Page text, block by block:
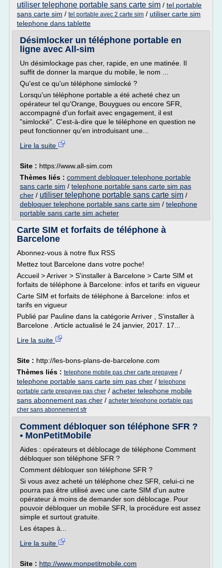
utiliser telephone portable sans carte sim / tel portable
sans carte sim / tel portable avec 2 carte sim / utiliser carte sim
telephone dans tablette
Désimlocker un téléphone portable en
ligne avec All-sim
Un désimlockage pas cher, rapide, en une matinée. Il
suffit de donner la marque du mobile, le nom ...
Qu'est ce qu'un téléphone simlocké ?
Lorsqu'un téléphone portable a été acheté chez un
opérateur tel qu'Orange, Bouygues ou encore SFR,
accompagné d'un forfait avec engagement, il est
"simlocké". C'est-à-dire que le téléphone en question ne
peut fonctionner qu'en introduisant une...
Lire la suite
Site : https://www.all-sim.com
Thèmes liés : comment debloquer telephone portable
sans carte sim / telephone portable sans carte sim pas
cher / utiliser telephone portable sans carte sim /
debloquer telephone portable sans carte sim / telephone
portable sans carte sim acheter
Carte SIM et forfaits de téléphone à
Barcelone
Abonnez-vous à notre flux RSS
Mettez tout Barcelone dans votre poche!
Accueil > Arriver > S'installer à Barcelone > Carte SIM et
forfaits de téléphone à Barcelone: infos et tarifs en vigueur
Carte SIM et forfaits de téléphone à Barcelone: infos et
tarifs en vigueur
Publié par Pauline dans la catégorie Arriver , S'installer à
Barcelone . Article actualisé le 24 janvier, 2017. 17...
Lire la suite
Site : http://les-bons-plans-de-barcelone.com
Thèmes liés : telephone mobile pas cher carte prepayee /
telephone portable sans carte sim pas cher / telephone
portable carte prepayee pas cher / acheter telephone mobile
sans abonnement pas cher / acheter telephone portable pas
cher sans abonnement sfr
Comment débloquer son téléphone SFR ?
• MonPetitMobile
Aides : opérateurs et déblocage de téléphone Comment
débloquer son téléphone SFR ?
Comment débloquer son téléphone SFR ?
Si vous avez acheté un téléphone chez SFR, celui-ci ne
pourra pas être utilisé avec une carte SIM d'un autre
opérateur à moins de demander son déblocage. Pour
pouvoir débloquer un mobile SFR, la procédure est assez
simple et surtout gratuite.
Les étapes à...
Lire la suite
Site : http://www.monpetitmobile.com